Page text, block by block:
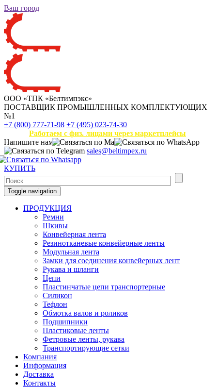
Ваш город
ООО «ТПК «Белтимпэкс»
ПОСТАВЩИК ПРОМЫШЛЕННЫХ КОМПЛЕКТУЮЩИХ
№1
+7 (800) 777-71-98 +7 (495) 023-74-30
Работаем с физ. лицами через маркетплейсы
Напишите нам
sales@beltimpex.ru
КУПИТЬ
Toggle navigation
ПРОДУКЦИЯ
Ремни
Шкивы
Конвейерная лента
Резинотканевые конвейерные ленты
Модульная лента
Замки для соединения конвейерных лент
Рукава и шланги
Цепи
Пластинчатые цепи транспортерные
Силикон
Тефлон
Обмотка валов и роликов
Подшипники
Пластиковые ленты
Фетровые ленты, рукава
Транспортирующие сетки
Компания
Информация
Доставка
Контакты